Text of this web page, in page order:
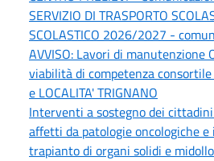
SERVIZIO DI TRASPORTO
SCOLASTICO 2026/2027 -
AVVISO: Lavori di manutenzione
viabilità di competenza consortile
e LOCALITA' TRIGNANO
Interventi a sostegno dei
affetti da patologie oncologiche
trapianto di organi solidi e midollo